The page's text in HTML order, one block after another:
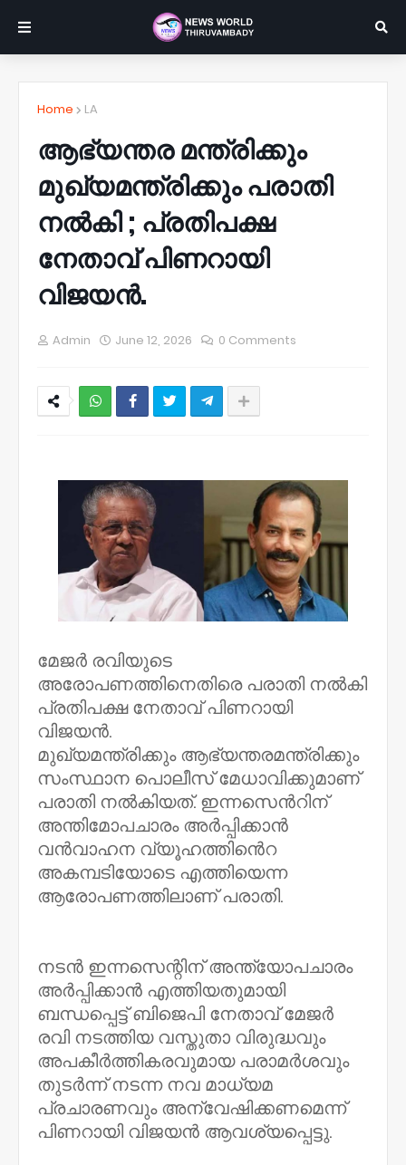
Home LA
ആഭ്യന്തര മന്ത്രിക്കും
മുഖ്യമന്ത്രിക്കും പരാതി
നല്‍കി ; പ്രതിപക്ഷ
നേതാവ് പിണറായി
വിജയന്‍.
Admin June 12, 2026 0 Comments
മേജർ രവിയുടെ
അരോപണത്തിനെതിരെ പരാതി നൽകി
പ്രതിപക്ഷ നേതാവ് പിണറായി
വിജയൻ.
മുഖ്യമന്ത്രിക്കും ആഭ്യന്തരമന്ത്രിക്കും
സംസ്ഥാന പൊലീസ് മേധാവിക്കുമാണ്
പരാതി നൽകിയത്. ഇന്നസെൻറിന്
അന്തിമോപചാരം അർപ്പിക്കാൻ
വൻവാഹന വ്യൂഹത്തിൻെറ
അകമ്പടിയോടെ എത്തിയെന്ന
ആരോപണത്തിലാണ് പരാതി.
നടൻ ഇന്നസെന്റിന് അന്ത്യോപചാരം
അർപ്പിക്കാൻ എത്തിയതുമായി
ബന്ധപ്പെട്ട് ബിജെപി നേതാവ് മേജർ
രവി നടത്തിയ വസ്തുതാ വിരുദ്ധവും
അപകീർത്തികരവുമായ പരാമർശവും
തുടർന്ന് നടന്ന നവ മാധ്യമ
പ്രചാരണവും അന്വേഷിക്കണമെന്ന്
പിണറായി വിജയൻ ആവശ്യപ്പെട്ടു.